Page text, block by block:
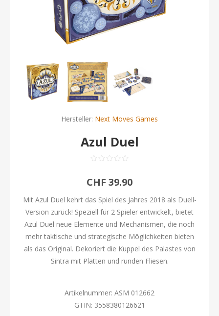
Hersteller: Next Moves Games
Azul Duel
CHF 39.90
Mit Azul Duel kehrt das Spiel des Jahres 2018 als Duell-
Version zurück! Speziell für 2 Spieler entwickelt, bietet
Azul Duel neue Elemente und Mechanismen, die noch
mehr taktische und strategische Möglichkeiten bieten
als das Original. Dekoriert die Kuppel des Palastes von
Sintra mit Platten und runden Fliesen.
Artikelnummer: ASM 012662
GTIN: 3558380126621